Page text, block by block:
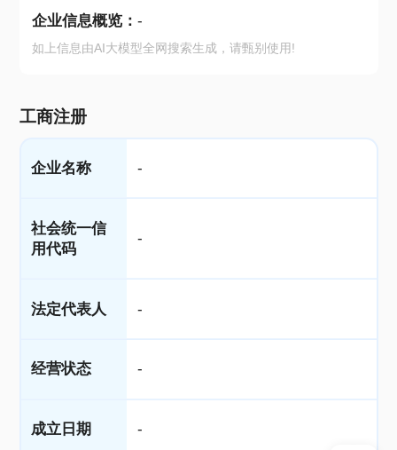
企业信息概览： -
如上信息由AI大模型全网搜索生成，请甄别使用!
工商注册
企业名称 -
社会统一信
用代码
-
法定代表人 -
经营状态 -
成立日期 -